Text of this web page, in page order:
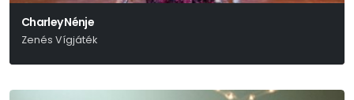
Charley Nénje
Zenés Vígjáték